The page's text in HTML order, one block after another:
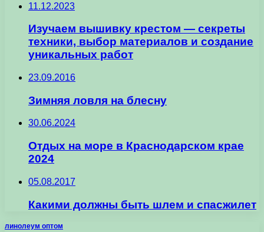
11.12.2023
Изучаем вышивку крестом — секреты
техники, выбор материалов и создание
уникальных работ
23.09.2016
Зимняя ловля на блесну
30.06.2024
Отдых на море в Краснодарском крае
2024
05.08.2017
Какими должны быть шлем и спасжилет
линолеум оптом